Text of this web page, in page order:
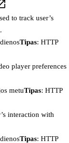
to track user’s
Tipas: HTTP
player preferences
metuTipas: HTTP
interaction with
Tipas: HTTP